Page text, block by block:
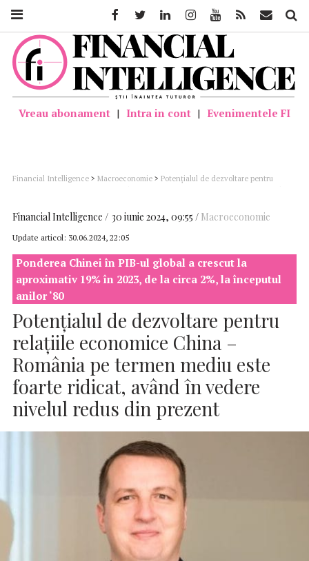
Vreau abonament | Intra in cont | Evenimentele FI
Financial Intelligence > Macroeconomie > Potențialul de dezvoltare pentru
Financial Intelligence 30 iunie 2024, 09:55 Macroeconomie
Update articol: 30.06.2024, 22:05
Ponderea Chinei în PIB-ul global a crescut la
aproximativ 19% în 2023, de la circa 2%, la începutul
anilor ‘80
Potențialul de dezvoltare pentru
relațiile economice China –
România pe termen mediu este
foarte ridicat, având în vedere
nivelul redus din prezent
FacebookTwitter LinkedinInstagramYoutube Feed Mail